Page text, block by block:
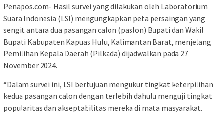
Penapos.com- Hasil survei yang dilakukan oleh Laboratorium
Suara Indonesia (LSI) mengungkapkan peta persaingan yang
sengit antara dua pasangan calon (paslon) Bupati dan Wakil
Bupati Kabupaten Kapuas Hulu, Kalimantan Barat, menjelang
Pemilihan Kepala Daerah (Pilkada) dijadwalkan pada 27
November 2024.
“Dalam survei ini, LSI bertujuan mengukur tingkat keterpilihan
kedua pasangan calon dengan terlebih dahulu menguji tingkat
popularitas dan akseptabilitas mereka di mata masyarakat.